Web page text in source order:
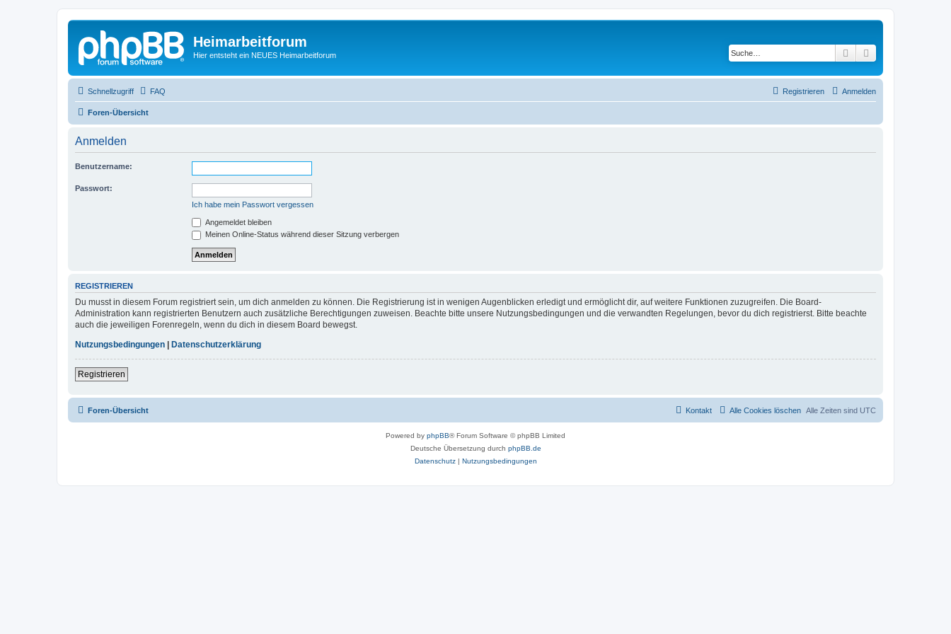
Heimarbeitforum
Hier entsteht ein NEUES Heimarbeitforum Suche
Schnellzugriff FAQ Anmelden
Registrieren
Foren-Übersicht
Anmelden
Benutzername:
Passwort:
Ich habe mein Passwort vergessen
Angemeldet bleiben
Meinen Online-Status während dieser Sitzung verbergen
REGISTRIEREN
Du musst in diesem Forum registriert sein, um dich anmelden zu können. Die Registrierung ist in wenigen Augenblicken erledigt und ermöglicht dir, auf weitere Funktionen zuzugreifen. Die Board-
Administration kann registrierten Benutzern auch zusätzliche Berechtigungen zuweisen. Beachte bitte unsere Nutzungsbedingungen und die verwandten Regelungen, bevor du dich registrierst. Bitte beachte
auch die jeweiligen Forenregeln, wenn du dich in diesem Board bewegst.
Nutzungsbedingungen
Datenschutzerklärung
Registrieren
Foren-Übersicht Alle Zeiten sind UTC
Alle Cookies löschen
Kontakt
Powered by phpBB® Forum Software © phpBB Limited
Deutsche Übersetzung durch phpBB.de
Datenschutz| Nutzungsbedingungen